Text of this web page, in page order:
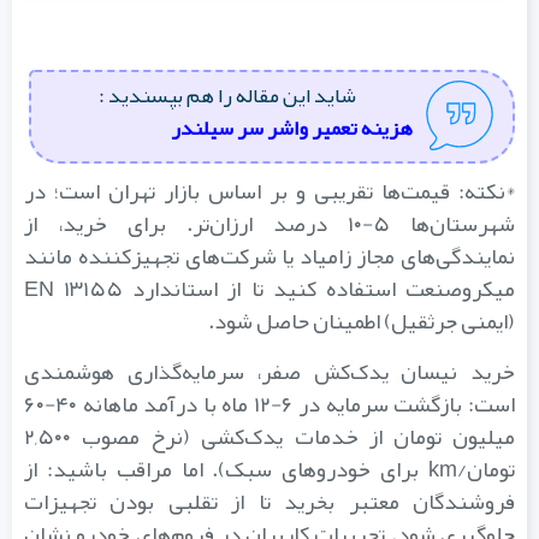
شاید این مقاله را هم بپسندید :
هزینه تعمیر واشر سر سیلندر
*نکته: قیمت‌ها تقریبی و بر اساس بازار تهران است؛ در
شهرستان‌ها ۵-۱۰ درصد ارزان‌تر. برای خرید، از
نمایندگی‌های مجاز زامیاد یا شرکت‌های تجهیزکننده مانند
میکروصنعت استفاده کنید تا از استاندارد EN ۱۳۱۵۵
(ایمنی جرثقیل) اطمینان حاصل شود.
خرید نیسان یدک‌کش صفر، سرمایه‌گذاری هوشمندی
است: بازگشت سرمایه در ۶-۱۲ ماه با درآمد ماهانه ۴۰-۶۰
میلیون تومان از خدمات یدک‌کشی (نرخ مصوب ۲,۵۰۰
تومان/km برای خودروهای سبک). اما مراقب باشید: از
فروشندگان معتبر بخرید تا از تقلبی بودن تجهیزات